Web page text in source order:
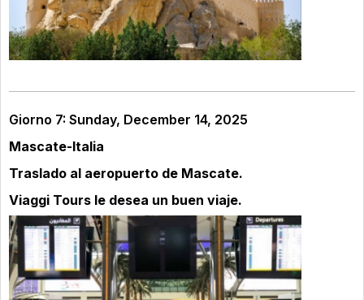
Giorno 7: Sunday, December 14, 2025
Mascate-Italia
Traslado al aeropuerto de Mascate.
Viaggi Tours le desea un buen viaje.